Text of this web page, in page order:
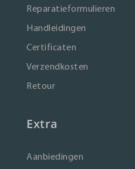
Reparatieformulieren
Handleidingen
Certificaten
Verzendkosten
Retour
Extra
Aanbiedingen